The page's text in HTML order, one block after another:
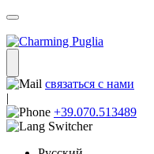
связаться с нами
|
+39.070.513489